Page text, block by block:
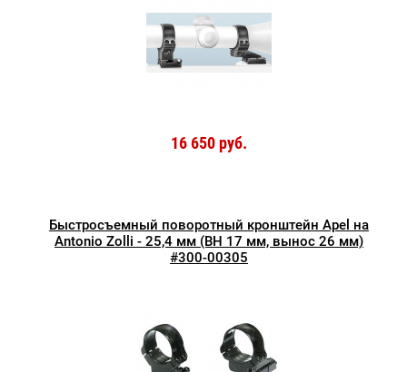
16 650 руб.
Быстросъемный поворотный кронштейн Apel на
Antonio Zolli - 25,4 мм (BH 17 мм, вынос 26 мм)
#300-00305